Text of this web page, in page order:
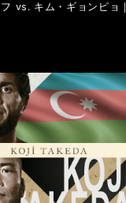
vs. キム・ギョンピョ｜